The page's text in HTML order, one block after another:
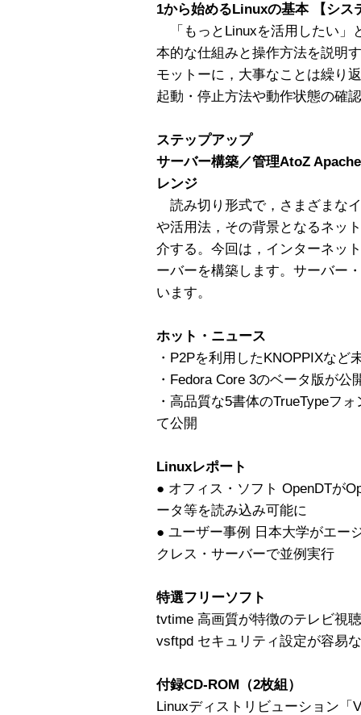
1から始めるLinuxの基本 【シス
「もっとLinuxを活用したい」
本的な仕組みと操作方法を説明
モットーに，大事なことは繰り
起動・停止方法や動作状態の確
ステップアップ
サーバー構築／管理AtoZ
レンジ
読み切り形式で，さまざまな
や活用法，その背景となるネッ
介する。今回は，インターネッ
ーバーを構築します。サーバー
います。
ホット・ニュース
・P2Pを利用したKNOPPIXなど
・Fedora Core 3のベータ版が
・高品質な5書体のTrueTypeフ
て公開
Linuxレポート
● オフィス・ソフト OpenDTが
ータ等を読み込み可能に
● ユーザー事例 日本大学がエー
クレス・サーバーで並例実行
特選フリーソフト
tvtime 高画質が特徴のテレビ視
vsftpd セキュリティ設定が容易
付録CD-ROM（2枚組）
Linuxディストリビューション「